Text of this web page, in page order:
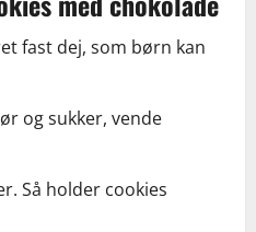
fast dej, som børn kan
og sukker, vende
Så holder cookies